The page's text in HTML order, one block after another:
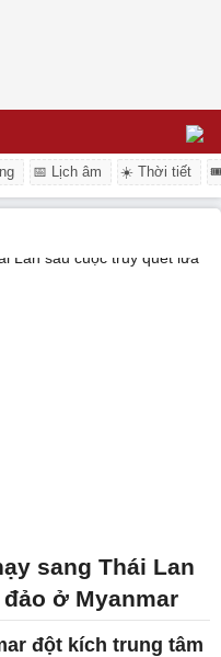
📅 Lịch âm ☀️ Thời tiết
sang Thái Lan
ở Myanmar
đột kích trung tâm